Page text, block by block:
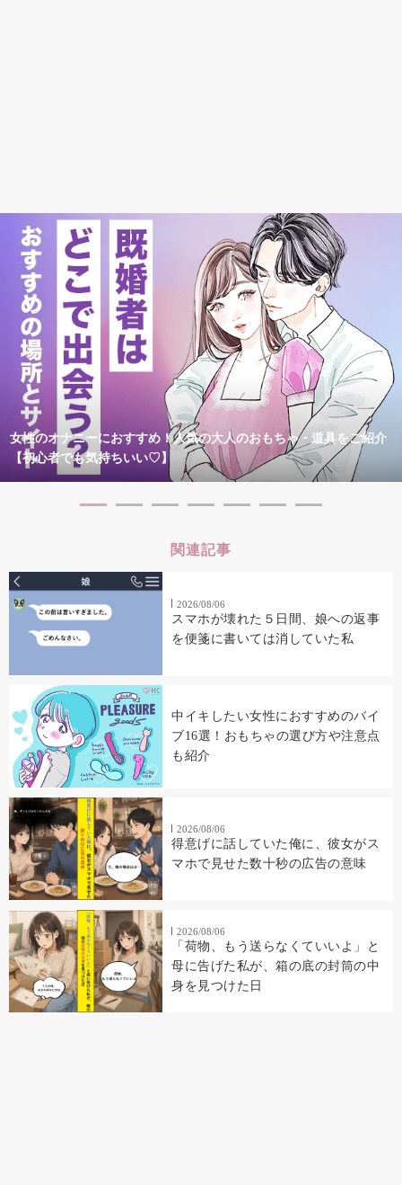
女性のオナニーにおすすめ！人気の大人のおもちゃ・道具をご紹介
【初心者でも気持ちいい♡】
関連記事
2026/08/06
スマホが壊れた５日間、娘への返事
を便箋に書いては消していた私
中イキしたい女性におすすめのバイ
ブ16選！おもちゃの選び方や注意点
も紹介
2026/08/06
得意げに話していた俺に、彼女がス
マホで見せた数十秒の広告の意味
2026/08/06
「荷物、もう送らなくていいよ」と
母に告げた私が、箱の底の封筒の中
身を見つけた日